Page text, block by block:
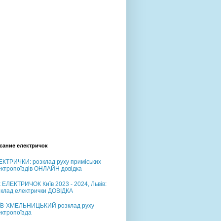
електричок
розклад руху приміських
ОНЛАЙН довідка
ЕЛЕКТРИЧОК Київ 2023 - 2024, Львів:
електрички ДОВІДКА
ХМЕЛЬНИЦЬКИЙ розклад руху